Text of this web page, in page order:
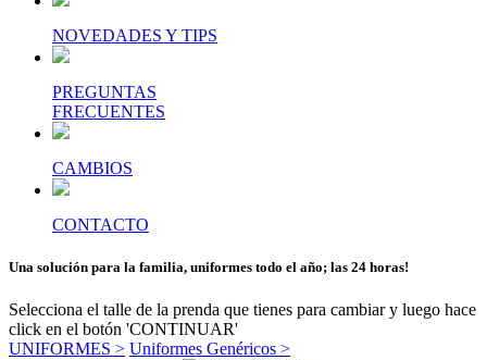
NOVEDADES Y TIPS
PREGUNTAS
FRECUENTES
CAMBIOS
CONTACTO
Una solución para la familia, uniformes todo el año; las 24 horas!
Selecciona el talle de la prenda que tienes para cambiar y luego hace
click en el botón 'CONTINUAR'
UNIFORMES > Uniformes Genéricos >